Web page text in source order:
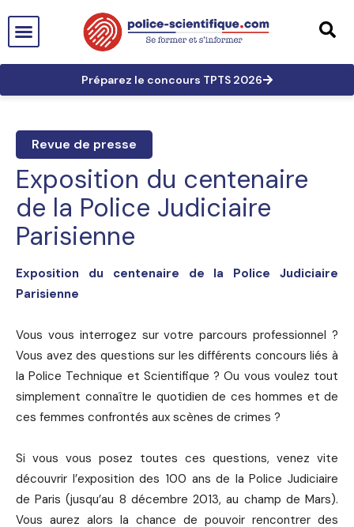
Préparez le concours TPTS 2026
Revue de presse
Exposition du centenaire
de la Police Judiciaire
Parisienne
Exposition du centenaire de la Police Judiciaire
Parisienne
Vous vous interrogez sur votre parcours professionnel ?
Vous avez des questions sur les différents concours liés à
la Police Technique et Scientifique ? Ou vous voulez tout
simplement connaître le quotidien de ces hommes et de
ces femmes confrontés aux scènes de crimes ?
Si vous vous posez toutes ces questions, venez vite
découvrir l’exposition des 100 ans de la Police Judiciaire
de Paris (jusqu’au 8 décembre 2013, au champ de Mars).
Vous aurez alors la chance de pouvoir rencontrer des